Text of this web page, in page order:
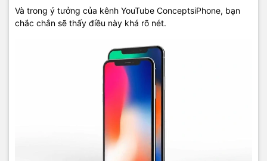
Và trong ý tưởng của kênh YouTube ConceptsiPhone, bạn
chắc chắn sẽ thấy điều này khá rõ nét.